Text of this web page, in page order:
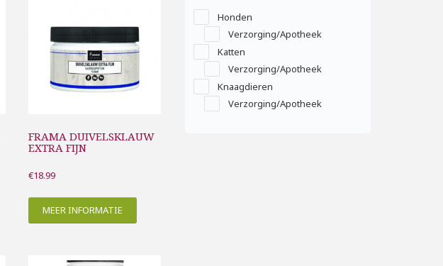
FRAMA DUIVELSKLAUW
EXTRA FIJN
€18.99
MEER INFORMATIE
Honden
Verzorging/Apotheek
Katten
Verzorging/Apotheek
Knaagdieren
Verzorging/Apotheek